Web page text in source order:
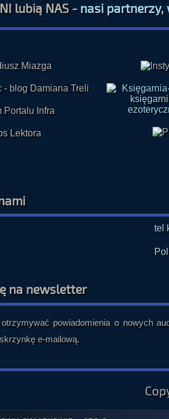
lubią NAS -nasi partnerzy,
tel
na newsletter
powiadomienia o nowych
e-mailową.